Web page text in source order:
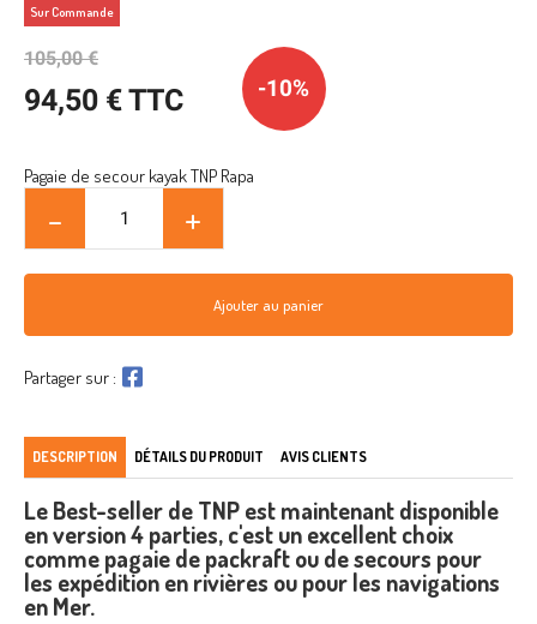
DESCRIPTION DÉTAILS DU PRODUIT AVIS CLIENTS
Le Best-seller de TNP est maintenant disponible
en version 4 parties, c'est un excellent choix
comme pagaie de packraft ou de secours pour
les expédition en rivières ou pour les navigations
en Mer.
Sur Commande
105,00 €
94,50 € TTC -10%
Pagaie de secour kayak TNP Rapa
Ajouter au panier
Partager sur :